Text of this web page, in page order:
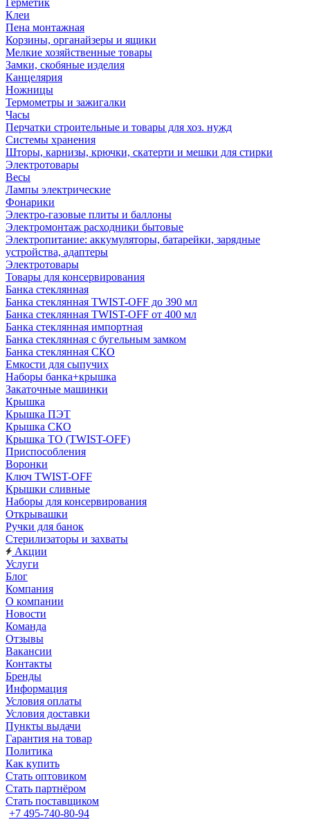
Герметик
Клеи
Пена монтажная
Корзины, органайзеры и ящики
Мелкие хозяйственные товары
Замки, скобяные изделия
Канцелярия
Ножницы
Термометры и зажигалки
Часы
Перчатки строительные и товары для хоз. нужд
Системы хранения
Шторы, карнизы, крючки, скатерти и мешки для стирки
Электротовары
Весы
Лампы электрические
Фонарики
Электро-газовые плиты и баллоны
Электромонтаж расходники бытовые
Электропитание: аккумуляторы, батарейки, зарядные
устройства, адаптеры
Электротовары
Товары для консервирования
Банка стеклянная
Банка стеклянная TWIST-OFF до 390 мл
Банка стеклянная TWIST-OFF от 400 мл
Банка стеклянная импортная
Банка стеклянная с бугельным замком
Банка стеклянная СКО
Емкости для сыпучих
Наборы банка+крышка
Закаточные машинки
Крышка
Крышка ПЭТ
Крышка СКО
Крышка ТО (TWIST-OFF)
Приспособления
Воронки
Ключ TWIST-OFF
Крышки сливные
Наборы для консервирования
Открывашки
Ручки для банок
Стерилизаторы и захваты
Акции
Услуги
Блог
Компания
О компании
Новости
Команда
Отзывы
Вакансии
Контакты
Бренды
Информация
Условия оплаты
Условия доставки
Пункты выдачи
Гарантия на товар
Политика
Как купить
Стать оптовиком
Стать партнёром
Стать поставщиком
+7 495-740-80-94